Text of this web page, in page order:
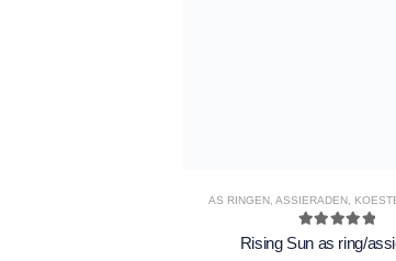
AS RINGEN,ASSIERADEN,
5.00out of 5
Rising Sun as ring/